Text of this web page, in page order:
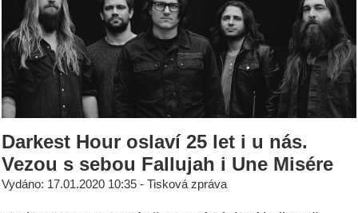
Darkest Hour oslaví 25 let i u nás.
Vezou s sebou Fallujah i Une Misére
Vydáno: 17.01.2020 10:35 - Tisková zpráva